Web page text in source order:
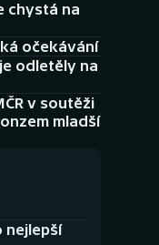
chystá na
očekávání
odletěly na
v soutěži
mladší
nejlepší